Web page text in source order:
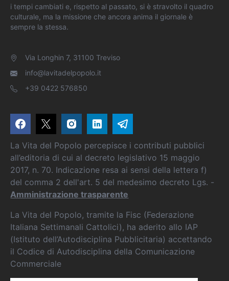
i tempi cambiati e, rispetto al passato, si è stravolto il quadro
culturale, ma la missione che ancora anima il giornale è
sempre la stessa.
Via Longhin 7, 31100 Treviso
info@lavitadelpopolo.it
+39 0422 576850
La Vita del Popolo percepisce i contributi pubblici
all’editoria di cui al decreto legislativo 15 maggio
2017, n. 70. Indicazione resa ai sensi della lettera f)
del comma 2 dell'art. 5 del medesimo decreto Lgs. -
Amministrazione trasparente
La Vita del Popolo, tramite la Fisc (Federazione
Italiana Settimanali Cattolici), ha aderito allo IAP
(Istituto dell’Autodisciplina Pubblicitaria) accettando
il Codice di Autodisciplina della Comunicazione
Commerciale